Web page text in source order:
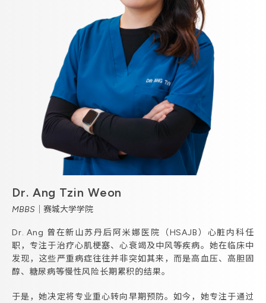
Dr. Ang Tzin Weon
MBBS｜赛城大学学院
Dr. Ang 曾在新山苏丹后阿米娜医院（HSAJB）心脏内科任
职，专注于治疗心肌梗塞、心衰竭及中风等疾病。她在临床中
发现，这些严重病症往往并非突如其来，而是高血压、高胆固
醇、糖尿病等慢性风险长期累积的结果。
于是，她决定将专业重心转向早期预防。如今，她专注于通过